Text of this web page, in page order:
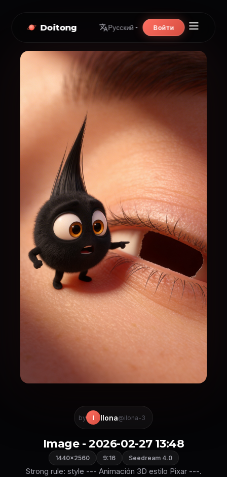
Doitong Русский Войти
by I Ilona@ilona-3
Image - 2026-02-27 13:48
1440×2560 9:16 Seedream 4.0
Strong rule: style --- Animación 3D estilo Pixar ---.